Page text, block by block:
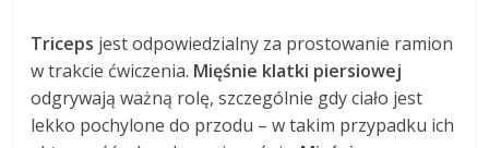
Triceps jest odpowiedzialny za prostowanie ramion
w trakcie ćwiczenia. Mięśnie klatki piersiowej
odgrywają ważną rolę, szczególnie gdy ciało jest
lekko pochylone do przodu – w takim przypadku ich